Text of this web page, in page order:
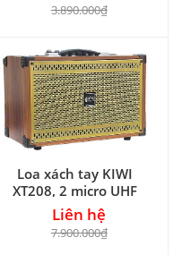
3.890.000₫
Loa xách tay KIWI
XT208, 2 micro UHF
Liên hệ
7.900.000₫